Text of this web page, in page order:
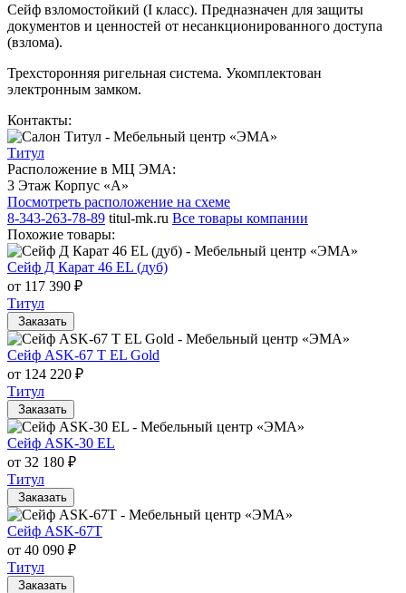
Сейф взломостойкий (I класс). Предназначен для защиты
документов и ценностей от несанкционированного доступа
(взлома).
Трехсторонняя ригельная система. Укомплектован
электронным замком.
Контакты:
Титул
Расположение в МЦ ЭМА:
3 Этаж Корпус «А»
Посмотреть расположение на схеме
8-343-263-78-89 titul-mk.ru Все товары компании
Похожие товары:
Сейф Д Карат 46 EL (дуб)
от 117 390 ₽
Титул
Заказать
Сейф ASK-67 T EL Gold
от 124 220 ₽
Титул
Заказать
Сейф ASK-30 EL
от 32 180 ₽
Титул
Заказать
Сейф ASK-67T
от 40 090 ₽
Титул
Заказать